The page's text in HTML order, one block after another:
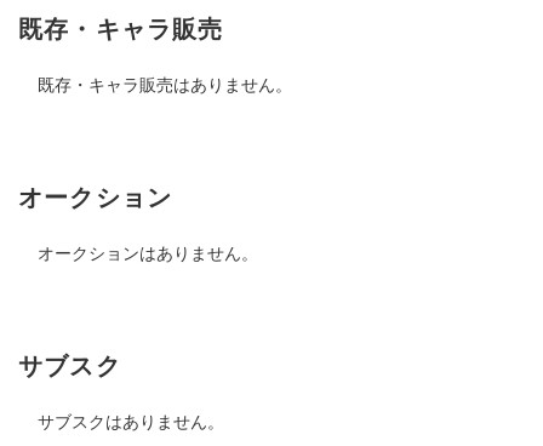
既存・キャラ販売
既存・キャラ販売はありません。
オークション
オークションはありません。
サブスク
サブスクはありません。